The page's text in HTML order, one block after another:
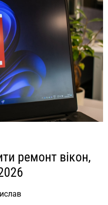
ремонт вікон,